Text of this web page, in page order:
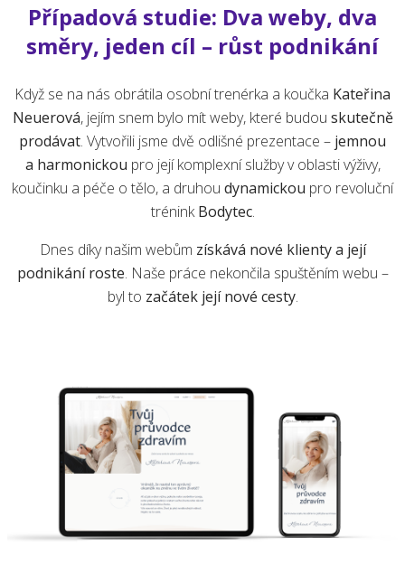
Případová studie: Dva weby, dva
směry, jeden cíl – růst podnikání
Když se na nás obrátila osobní trenérka a koučka Kateřina
Neuerová, jejím snem bylo mít weby, které budou skutečně
prodávat. Vytvořili jsme dvě odlišné prezentace – jemnou
a harmonickou pro její komplexní služby v oblasti výživy,
koučinku a péče o tělo, a druhou dynamickou pro revoluční
tréninkBodytec.
Dnes díky našim webům získává nové klienty a její
podnikání roste. Naše práce nekončila spuštěním webu –
byl to začátek její nové cesty.